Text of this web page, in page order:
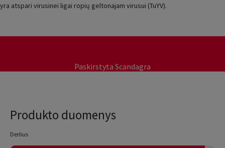
yra atspari virusinei ligai ropių geltonajam virusui (TuYV).
Paskirstyta Scandagra
Produkto duomenys
Derlius